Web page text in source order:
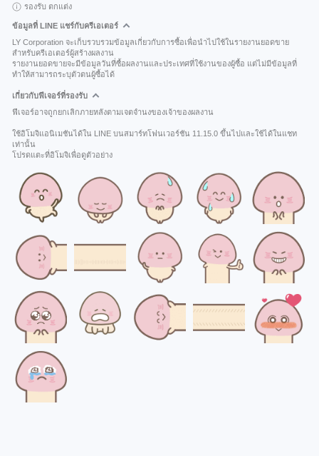
รองรับ ตกแต่ง
ข้อมูลที่ LINE แชร์กับครีเอเตอร์
LY Corporation จะเก็บรวบรวมข้อมูลเกี่ยวกับการซื้อเพื่อนำไปใช้ในรายงานยอดขาย
สำหรับครีเอเตอร์ผู้สร้างผลงาน
รายงานยอดขายจะมีข้อมูลวันที่ซื้อผลงานและประเทศที่ใช้งานของผู้ซื้อ แต่ไม่มีข้อมูลที่
ทำให้สามารถระบุตัวตนผู้ซื้อได้
เกี่ยวกับฟีเจอร์ที่รองรับ
ฟีเจอร์อาจถูกยกเลิกภายหลังตามเจตจำนงของเจ้าของผลงาน
ใช้อิโมจิแอนิเมชันได้ใน LINE บนสมาร์ทโฟนเวอร์ชัน 11.15.0 ขึ้นไปและใช้ได้ในแชท
เท่านั้น
โปรดแตะที่อิโมจิเพื่อดูตัวอย่าง